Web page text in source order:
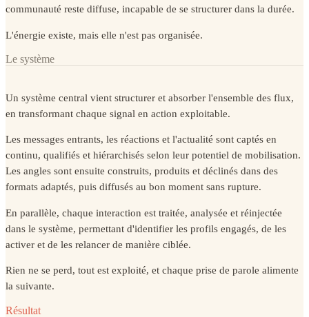
communauté reste diffuse, incapable de se structurer dans la durée.
L'énergie existe, mais elle n'est pas organisée.
Le système
Un système central vient structurer et absorber l'ensemble des flux,
en transformant chaque signal en action exploitable.
Les messages entrants, les réactions et l'actualité sont captés en
continu, qualifiés et hiérarchisés selon leur potentiel de mobilisation.
Les angles sont ensuite construits, produits et déclinés dans des
formats adaptés, puis diffusés au bon moment sans rupture.
En parallèle, chaque interaction est traitée, analysée et réinjectée
dans le système, permettant d'identifier les profils engagés, de les
activer et de les relancer de manière ciblée.
Rien ne se perd, tout est exploité, et chaque prise de parole alimente
la suivante.
Résultat